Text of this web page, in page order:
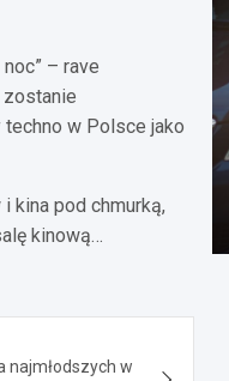
– rave
zostanie
w Polsce jako
kina pod chmurką,
kinową…
najmłodszych w